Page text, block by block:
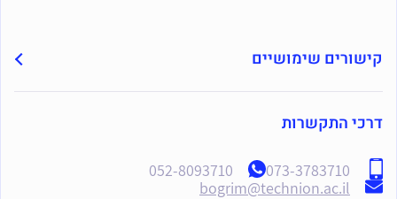
קישורים שימושיים
דרכי התקשרות
073-3783710
052-8093710
bogrim@technion.ac.il